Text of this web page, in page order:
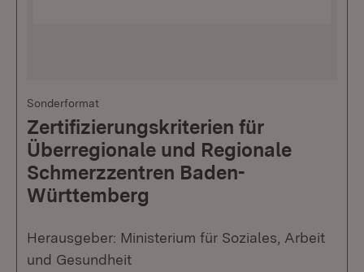
Sonderformat
Zertifizierungskriterien für
Überregionale und Regionale
Schmerzzentren Baden-
Württemberg
Herausgeber: Ministerium für Soziales, Arbeit
und Gesundheit